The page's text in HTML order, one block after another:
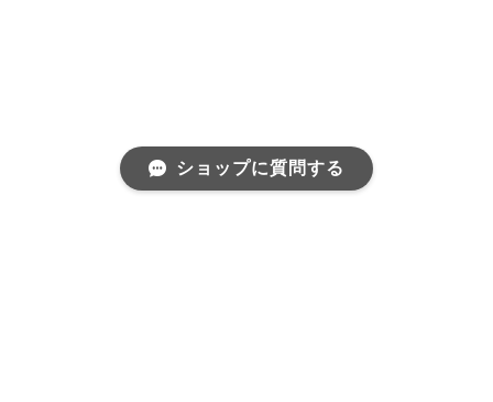
ショップに質問する